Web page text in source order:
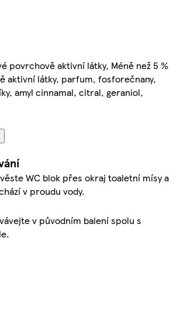
povrchově aktivní látky, Méně než 5 %
aktivní látky, parfum, fosforečnany,
amyl cinnamal, citral, geraniol,
WC blok přes okraj toaletní mísy a
v proudu vody.
v původním balení spolu s